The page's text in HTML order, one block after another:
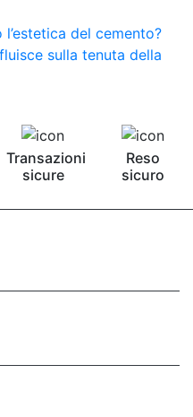
del cemento?
sulla tenuta della
Transazioni
sicure
Reso
sicuro